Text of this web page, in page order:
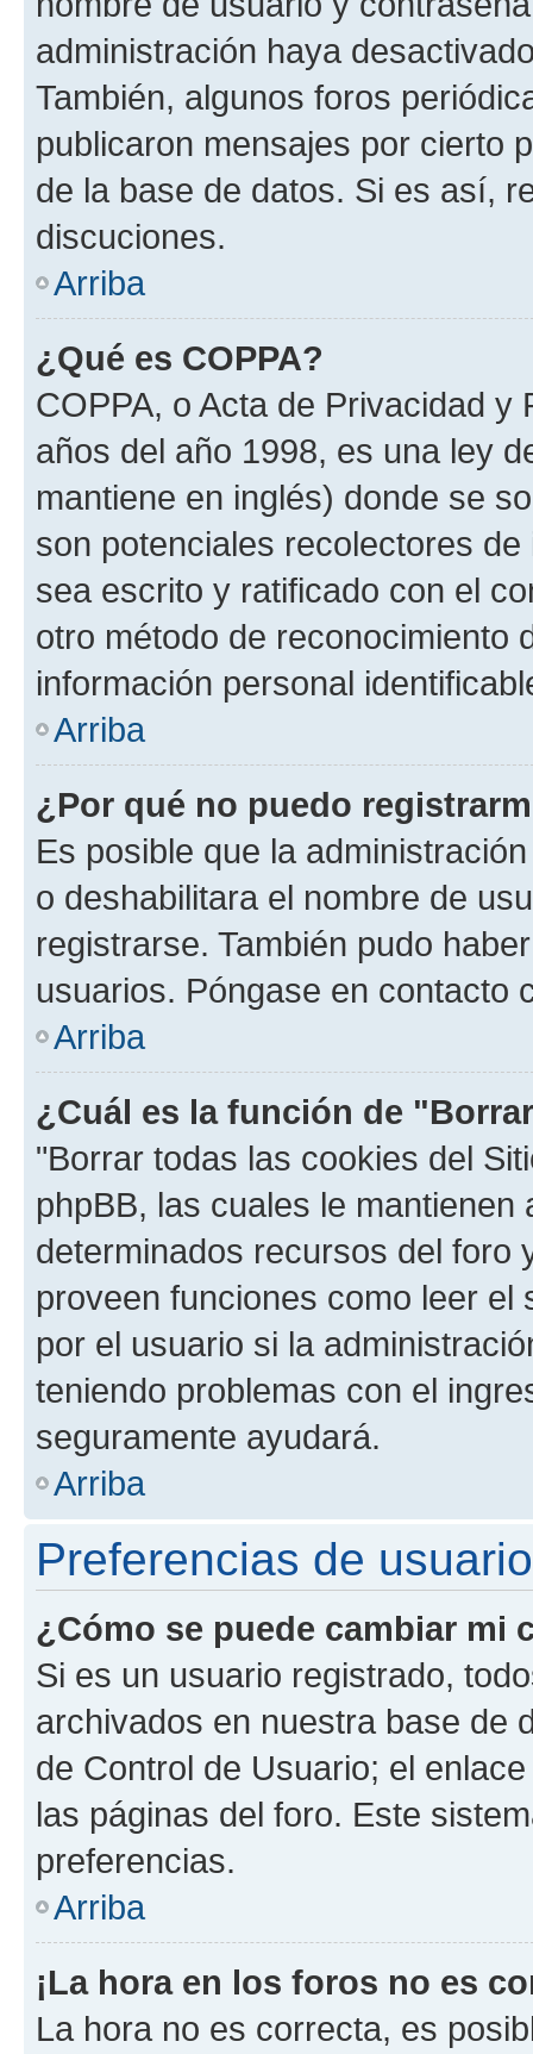
administración haya
También, algunos foros
publicaron mensajes por cierto
de la base de datos. Si es así,
discuciones.
Arriba
¿Qué es COPPA?
COPPA, o Acta de Privacidad
años del año 1998, es una ley
mantiene en inglés) donde se
son potenciales recolectores
sea escrito y ratificado con el
otro método de reconocimiento
información personal
Arriba
¿Por qué no puedo
Es posible que la
o deshabilitara el nombre de
registrarse. También pudo
usuarios. Póngase en contacto
Arriba
¿Cuál es la función de
"Borrar todas las cookies del
phpBB, las cuales le
determinados recursos del foro
proveen funciones como leer el
por el usuario si la
teniendo problemas con el
seguramente ayudará.
Arriba
Preferencias de
¿Cómo se puede cambiar mi
Si es un usuario registrado,
archivados en nuestra base de
de Control de Usuario; el
las páginas del foro. Este
preferencias.
Arriba
¡La hora en los foros no es
La hora no es correcta, es